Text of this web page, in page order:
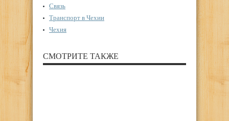
Связь
Транспорт в Чехии
Чехия
СМОТРИТЕ ТАКЖЕ